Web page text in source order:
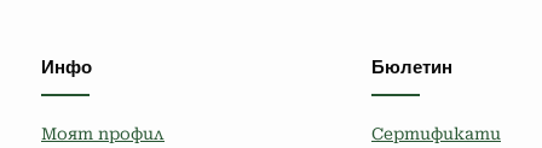
Инфо
Моят профил
Бюлетин
Сертификати